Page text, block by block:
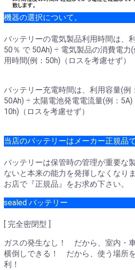
機器の選択について。
バッテリーの電気製品利用時間は、
50％ で 50Ah) ÷ 電気製品の消費電力
用時間(例：50h)（ロスを考慮せず）
バッテリー充電時間は、利用容量(例
50Ah) ÷ 太陽電池発電電流量(例：5A)
10h)（ロスを考慮せず）
当店のバッテリーはメーカー正規品
バッテリーは保管時の管理が重要な
ないと本来の能力を発揮しなくなり
お店で『正規品』をお求め下さい。
sealed バッテリー
[ 完全密閉型 ]
ガスの発生なし！ だから、室内・
横倒しできる！ だから、使う場所
利！